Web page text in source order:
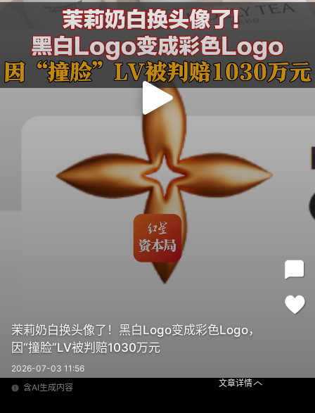
茉莉奶白换头像了！黑白Logo变成彩色Logo，
因“撞脸”LV被判赔1030万元
2026-07-03 11:56
含AI生成内容
文章详情